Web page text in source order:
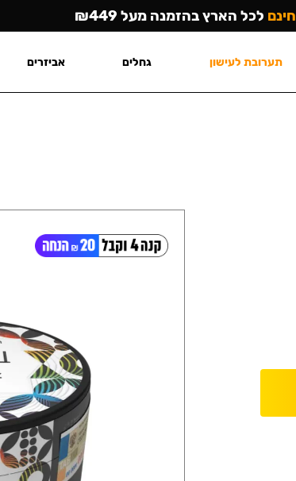
חינם לכל הארץ בהזמנה מעל ₪449
תערובת לעישון גחלים אביזרים